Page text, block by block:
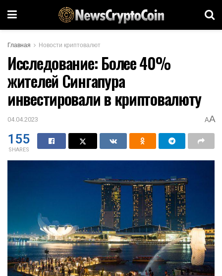
Главная Новости криптовалют
Исследование: Более 40%
жителей Сингапура
инвестировали в криптовалюту
04.04.2023 AA
155
SHARES